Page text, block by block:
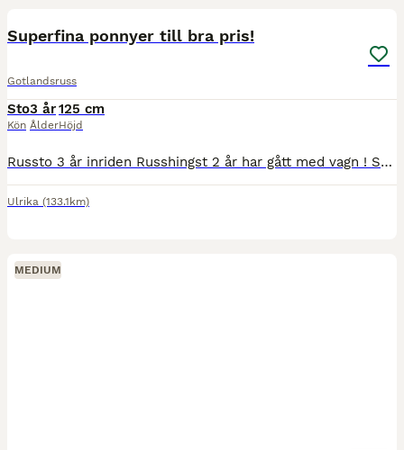
Superfina ponnyer till bra pris!
Gotlandsruss
Sto
Kön
3 år
Ålder
125 cm
Höjd
Russto 3 år inriden Russhingst 2 år har gått med vagn ! Shetlandston bra barnponnyer säljes eller utlånas till pysslande hem !
Ulrika (133.1km)
MEDIUM